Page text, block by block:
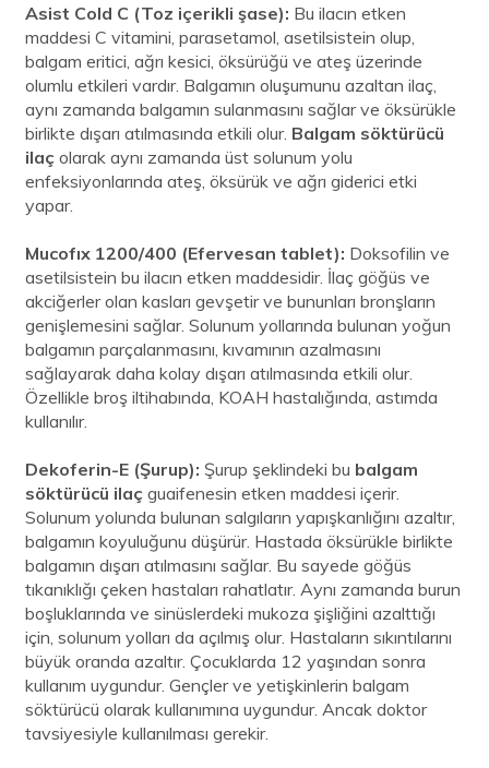
Asist Cold C (Toz içerikli şase): Bu ilacın etken
maddesi C vitamini, parasetamol, asetilsistein olup,
balgam eritici, ağrı kesici, öksürüğü ve ateş üzerinde
olumlu etkileri vardır. Balgamın oluşumunu azaltan ilaç,
aynı zamanda balgamın sulanmasını sağlar ve öksürükle
birlikte dışarı atılmasında etkili olur. Balgam söktürücü
ilaç olarak aynı zamanda üst solunum yolu
enfeksiyonlarında ateş, öksürük ve ağrı giderici etki
yapar.
Mucofıx 1200/400 (Efervesan tablet): Doksofilin ve
asetilsistein bu ilacın etken maddesidir. İlaç göğüs ve
akciğerler olan kasları gevşetir ve bununları bronşların
genişlemesini sağlar. Solunum yollarında bulunan yoğun
balgamın parçalanmasını, kıvamının azalmasını
sağlayarak daha kolay dışarı atılmasında etkili olur.
Özellikle broş iltihabında, KOAH hastalığında, astımda
kullanılır.
Dekoferin-E (Şurup): Şurup şeklindeki bu balgam
söktürücü ilaç guaifenesin etken maddesi içerir.
Solunum yolunda bulunan salgıların yapışkanlığını azaltır,
balgamın koyuluğunu düşürür. Hastada öksürükle birlikte
balgamın dışarı atılmasını sağlar. Bu sayede göğüs
tıkanıklığı çeken hastaları rahatlatır. Aynı zamanda burun
boşluklarında ve sinüslerdeki mukoza şişliğini azalttığı
için, solunum yolları da açılmış olur. Hastaların sıkıntılarını
büyük oranda azaltır. Çocuklarda 12 yaşından sonra
kullanım uygundur. Gençler ve yetişkinlerin balgam
söktürücü olarak kullanımına uygundur. Ancak doktor
tavsiyesiyle kullanılması gerekir.